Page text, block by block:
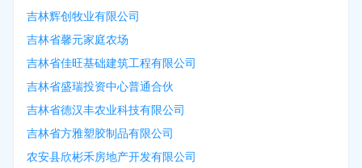
吉林辉创牧业有限公司
吉林省馨元家庭农场
吉林省佳旺基础建筑工程有限公司
吉林省盛瑞投资中心普通合伙
吉林省德汉丰农业科技有限公司
吉林省方雅塑胶制品有限公司
农安县欣彬禾房地产开发有限公司